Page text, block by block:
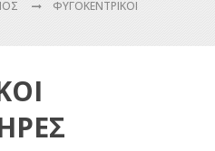
ΦΥΓΟΚΕΝΤΡΙΚΟΙ